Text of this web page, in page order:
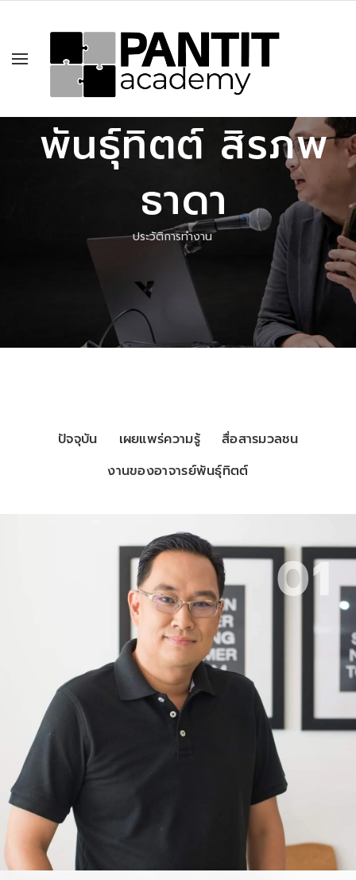
พันธุ์ทิตต์ สิรภพ
ธาดา
ประวัติการทำงาน
ปัจจุบัน เผยแพร่ความรู้
สื่อสารมวลชน
งานของอาจารย์พันธุ์ทิตต์
01